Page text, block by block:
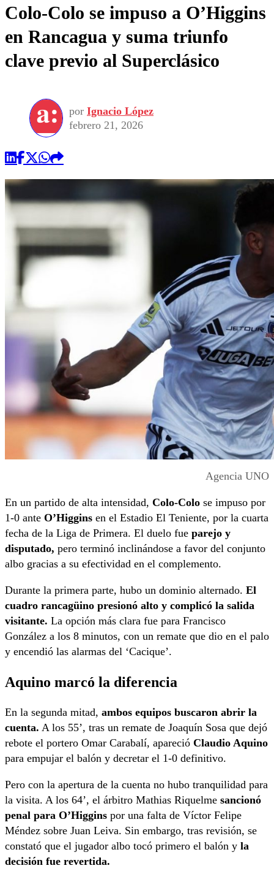
Colo-Colo se impuso a O’Higgins
en Rancagua y suma triunfo
clave previo al Superclásico
por Ignacio López
febrero 21, 2026
Agencia UNO
En un partido de alta intensidad, Colo-Colo se impuso por
1-0 ante O’Higgins en el Estadio El Teniente, por la cuarta
fecha de la Liga de Primera. El duelo fue parejo y
disputado, pero terminó inclinándose a favor del conjunto
albo gracias a su efectividad en el complemento.
Durante la primera parte, hubo un dominio alternado. El
cuadro rancagüino presionó alto y complicó la salida
visitante. La opción más clara fue para Francisco
González a los 8 minutos, con un remate que dio en el palo
y encendió las alarmas del ‘Cacique’.
Aquino marcó la diferencia
En la segunda mitad, ambos equipos buscaron abrir la
cuenta. A los 55’, tras un remate de Joaquín Sosa que dejó
rebote el portero Omar Carabalí, apareció Claudio Aquino
para empujar el balón y decretar el 1-0 definitivo.
Pero con la apertura de la cuenta no hubo tranquilidad para
la visita. A los 64’, el árbitro Mathias Riquelme sancionó
penal para O’Higgins por una falta de Víctor Felipe
Méndez sobre Juan Leiva. Sin embargo, tras revisión, se
constató que el jugador albo tocó primero el balón y la
decisión fue revertida.